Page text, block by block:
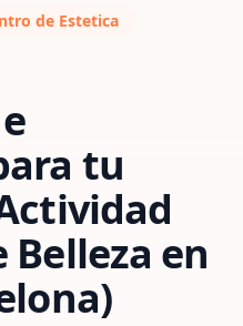
de Estetica
tu
Belleza en